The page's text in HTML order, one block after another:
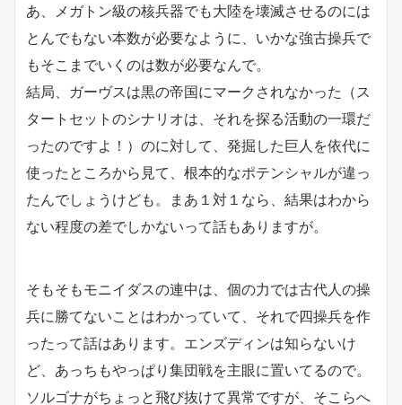
あ、メガトン級の核兵器でも大陸を壊滅させるのには
とんでもない本数が必要なように、いかな強古操兵で
もそこまでいくのは数が必要なんで。
結局、ガーヴスは黒の帝国にマークされなかった（ス
タートセットのシナリオは、それを探る活動の一環だ
ったのですよ！）のに対して、発掘した巨人を依代に
使ったところから見て、根本的なポテンシャルが違っ
たんでしょうけども。まあ１対１なら、結果はわから
ない程度の差でしかないって話もありますが。
そもそもモニイダスの連中は、個の力では古代人の操
兵に勝てないことはわかっていて、それで四操兵を作
ったって話はあります。エンズディンは知らないけ
ど、あっちもやっぱり集団戦を主眼に置いてるので。
ソルゴナがちょっと飛び抜けて異常ですが、そこらへ